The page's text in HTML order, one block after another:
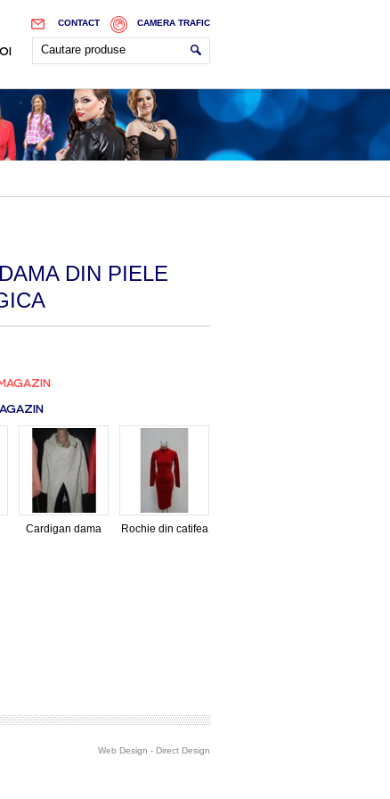
CAMERA TRAFIC
CONTACT
DIN PIELE
Cardigan dama Rochie din catifea
Web Design - Direct Design